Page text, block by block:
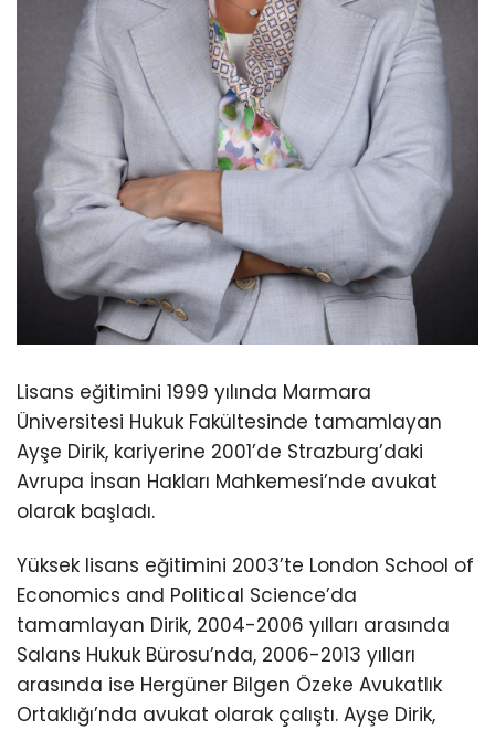
Lisans eğitimini 1999 yılında Marmara
Üniversitesi Hukuk Fakültesinde tamamlayan
Ayşe Dirik, kariyerine 2001’de Strazburg’daki
Avrupa İnsan Hakları Mahkemesi’nde avukat
olarak başladı.
Yüksek lisans eğitimini 2003’te London School of
Economics and Political Science’da
tamamlayan Dirik, 2004-2006 yılları arasında
Salans Hukuk Bürosu’nda, 2006-2013 yılları
arasında ise Hergüner Bilgen Özeke Avukatlık
Ortaklığı’nda avukat olarak çalıştı. Ayşe Dirik,